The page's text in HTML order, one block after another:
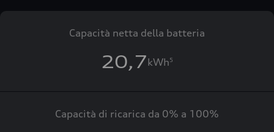
Capacità netta della batteria
20,7kWh5
Capacità di ricarica da 0% a 100%